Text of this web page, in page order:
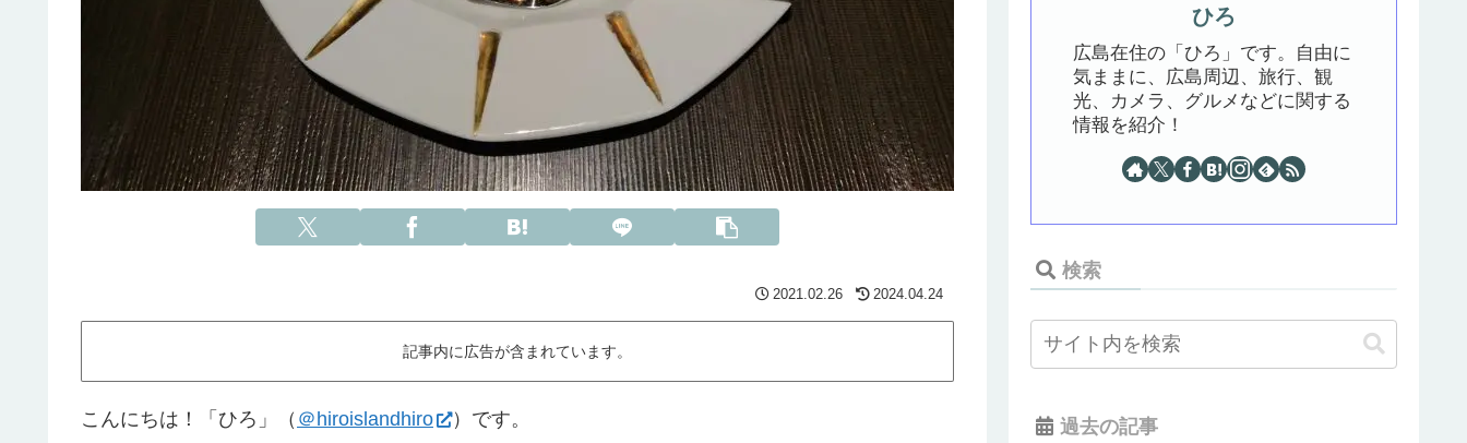
2021.02.26 2024.04.24
記事内に広告が含まれています。
こんにちは！「ひろ」（ ＠hiroislandhiro ）です。
ひろ
広島在住の「ひろ」です。自由に
気ままに、広島周辺、旅行、観
光、カメラ、グルメなどに関する
情報を紹介！
検索
過去の記事